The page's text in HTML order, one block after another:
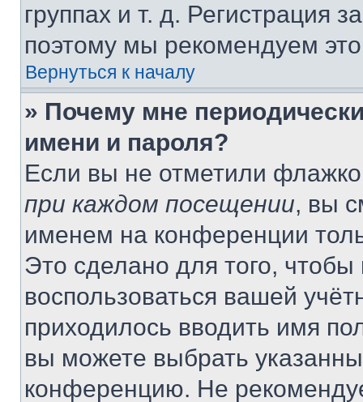
группах и т. д. Регистрация
поэтому мы рекомендуем
Вернуться к началу
» Почему мне
имени и пароля?
Если вы не отметили
при каждом посещении, вы
именем на конференции
Это сделано для того, чтобы
воспользоваться вашей
приходилось вводить имя
вы можете выбрать
конференцию. Не